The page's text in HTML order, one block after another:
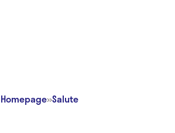
Homepage»Salute